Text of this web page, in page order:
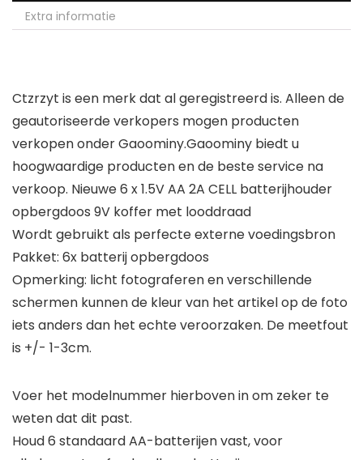
Extra informatie
Ctzrzyt is een merk dat al geregistreerd is. Alleen de
geautoriseerde verkopers mogen producten
verkopen onder Gaoominy.Gaoominy biedt u
hoogwaardige producten en de beste service na
verkoop. Nieuwe 6 x 1.5V AA 2A CELL batterijhouder
opbergdoos 9V koffer met looddraad
Wordt gebruikt als perfecte externe voedingsbron
Pakket: 6x batterij opbergdoos
Opmerking: licht fotograferen en verschillende
schermen kunnen de kleur van het artikel op de foto
iets anders dan het echte veroorzaken. De meetfout
is +/- 1-3cm.
Voer het modelnummer hierboven in om zeker te
weten dat dit past.
Houd 6 standaard AA-batterijen vast, voor